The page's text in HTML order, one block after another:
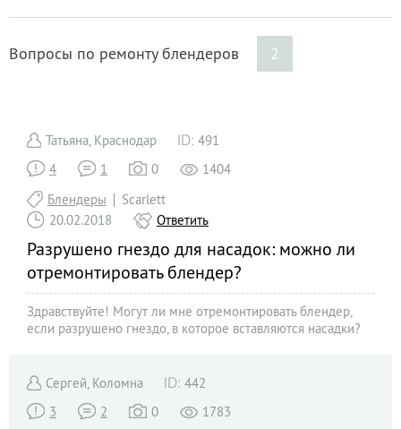
Вопросы по ремонту блендеров 2
Татьяна, Краснодар
491
4
1 0
1404
Блендеры
Scarlett
20.02.2018
Ответить
Разрушено гнездо для насадок: можно ли
отремонтировать блендер?
Здравствуйте! Могут ли мне отремонтировать блендер,
если разрушено гнездо, в которое вставляются насадки?
Сергей, Коломна
442
3
2 0 1783